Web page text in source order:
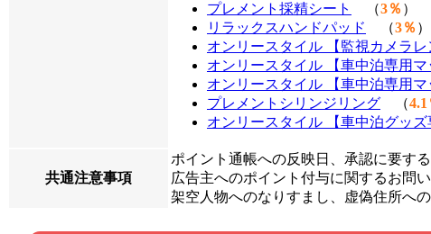
プレメント採精シート
（3％ ）
リラックスハンドパッド
（3％ ）
オンリースタイル 【監視カメラレ
オンリースタイル 【車中泊専用マ
オンリースタイル 【車中泊専用マ
プレメントシリンジリング （4.1
オンリースタイル 【車中泊グッズ
共通注意事項
ポイント通帳への反映日、承認に要す
広告主へのポイント付与に関するお問
架空人物へのなりすまし、虚偽住所へ